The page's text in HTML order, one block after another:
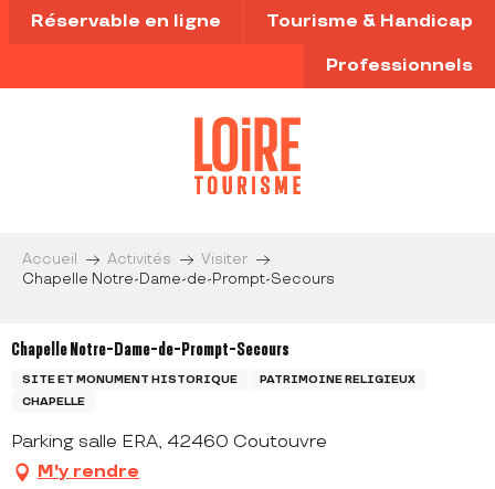
Aller
au
principal
Réservable en ligne Tourisme & Handicap
Professionnels
Accueil Activités
Visiter
Chapelle Notre-Dame-de-Prompt-Secours
Chapelle Notre-Dame-de-Prompt-Secours
SITE ET MONUMENT HISTORIQUE
PATRIMOINE RELIGIEUX
CHAPELLE
Parking salle ERA, 42460 Coutouvre
M'y rendre